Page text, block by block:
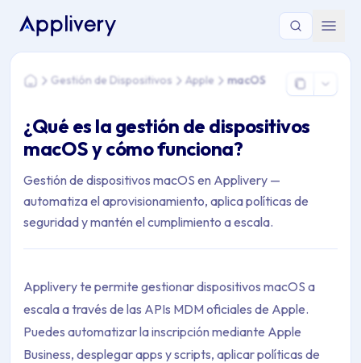
Estás aquí: Home > Gestión de Dispositivos > Apple > macOS
HomeGestión de Dispositivos Apple macOS
¿Qué es la gestión de dispositivos
macOS y cómo funciona?
Gestión de dispositivos macOS en Applivery —
automatiza el aprovisionamiento, aplica políticas de
seguridad y mantén el cumplimiento a escala.
Applivery te permite gestionar dispositivos macOS a
escala a través de las APIs MDM oficiales de Apple.
Puedes automatizar la inscripción mediante Apple
Business, desplegar apps y scripts, aplicar políticas de